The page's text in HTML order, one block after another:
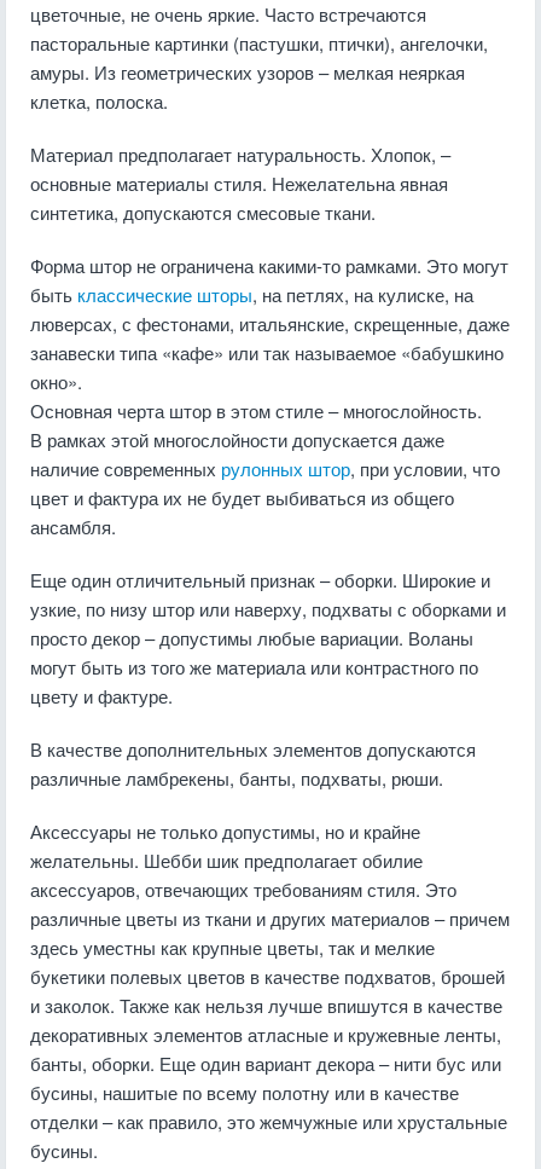
цветочные, не очень яркие. Часто встречаются
пасторальные картинки (пастушки, птички), ангелочки,
амуры. Из геометрических узоров – мелкая неяркая
клетка, полоска.
Материал предполагает натуральность. Хлопок, –
основные материалы стиля. Нежелательна явная
синтетика, допускаются смесовые ткани.
Форма штор не ограничена какими-то рамками. Это могут
быть классические шторы, на петлях, на кулиске, на
люверсах, с фестонами, итальянские, скрещенные, даже
занавески типа «кафе» или так называемое «бабушкино
окно».
Основная черта штор в этом стиле – многослойность.
В рамках этой многослойности допускается даже
наличие современных рулонных штор, при условии, что
цвет и фактура их не будет выбиваться из общего
ансамбля.
Еще один отличительный признак – оборки. Широкие и
узкие, по низу штор или наверху, подхваты с оборками и
просто декор – допустимы любые вариации. Воланы
могут быть из того же материала или контрастного по
цвету и фактуре.
В качестве дополнительных элементов допускаются
различные ламбрекены, банты, подхваты, рюши.
Аксессуары не только допустимы, но и крайне
желательны. Шебби шик предполагает обилие
аксессуаров, отвечающих требованиям стиля. Это
различные цветы из ткани и других материалов – причем
здесь уместны как крупные цветы, так и мелкие
букетики полевых цветов в качестве подхватов, брошей
и заколок. Также как нельзя лучше впишутся в качестве
декоративных элементов атласные и кружевные ленты,
банты, оборки. Еще один вариант декора – нити бус или
бусины, нашитые по всему полотну или в качестве
отделки – как правило, это жемчужные или хрустальные
бусины.